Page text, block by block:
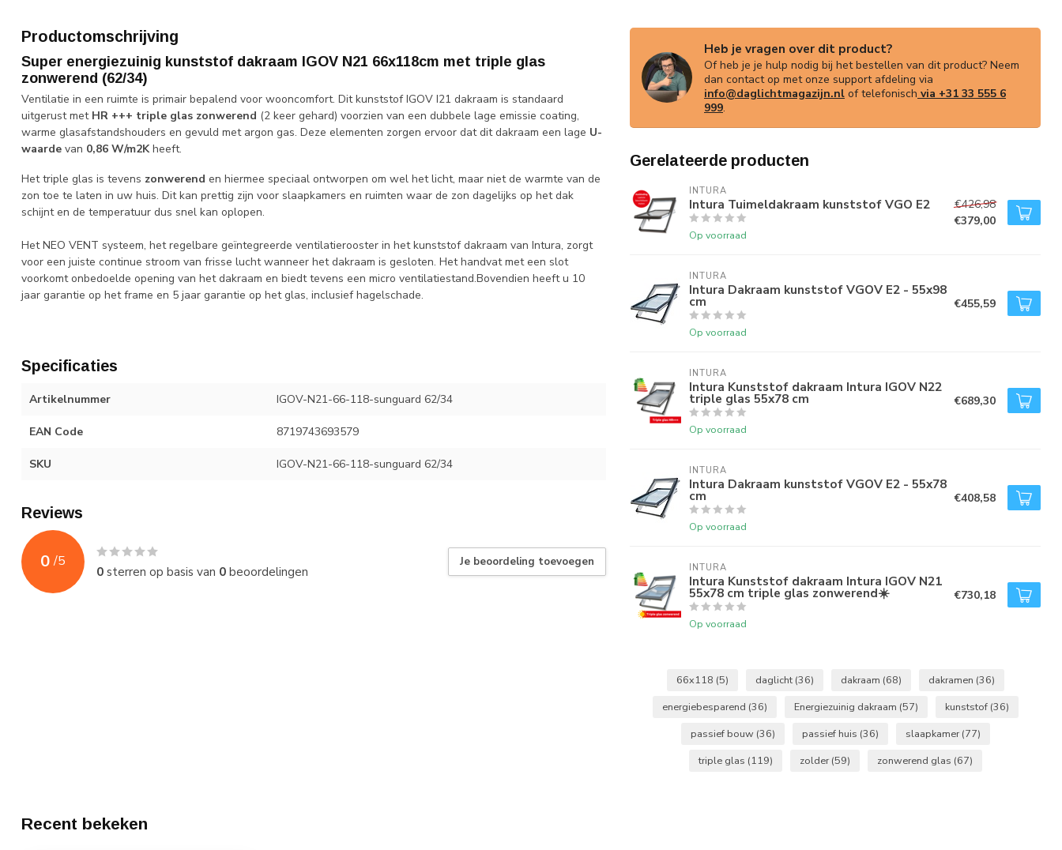
Productomschrijving
Super energiezuinig kunststof dakraam IGOV N21 66x118cm met triple glas
zonwerend (62/34)
Ventilatie in een ruimte is primair bepalend voor wooncomfort. Dit kunststof IGOV I21 dakraam is standaard
uitgerust met HR +++ triple glas zonwerend (2 keer gehard) voorzien van een dubbele lage emissie coating,
warme glasafstandshouders en gevuld met argon gas. Deze elementen zorgen ervoor dat dit dakraam een lage U-
waarde van 0,86 W/m2Kheeft.
Het triple glas is tevens zonwerend en hiermee speciaal ontworpen om wel het licht, maar niet de warmte van de
zon toe te laten in uw huis. Dit kan prettig zijn voor slaapkamers en ruimten waar de zon dagelijks op het dak
schijnt en de temperatuur dus snel kan oplopen.
Het NEO VENT systeem, het regelbare geïntegreerde ventilatierooster in het kunststof dakraam van Intura, zorgt
voor een juiste continue stroom van frisse lucht wanneer het dakraam is gesloten. Het handvat met een slot
voorkomt onbedoelde opening van het dakraam en biedt tevens een micro ventilatiestand.Bovendien heeft u 10
jaar garantie op het frame en 5 jaar garantie op het glas, inclusief hagelschade.
Specificaties
Artikelnummer IGOV-N21-66-118-sunguard 62/34
EAN Code 8719743693579
SKU IGOV-N21-66-118-sunguard 62/34
Reviews
0 /5
0sterren op basis van 0beoordelingen
Je beoordeling toevoegen
Heb je vragen over dit product?
Of heb je je hulp nodig bij het bestellen van dit product? Neem
dan contact op met onze support afdeling via
info@daglichtmagazijn.nl of telefonisch via +31 33 555 6
999.
Gerelateerde producten
INTURA
Intura Tuimeldakraam kunststof VGO E2
Op voorraad
€426,98
€379,00
INTURA
Intura Dakraam kunststof VGOV E2 - 55x98
cm
Op voorraad
€455,59
INTURA
Intura Kunststof dakraam Intura IGOV N22
triple glas 55x78 cm
Op voorraad
€689,30
INTURA
Intura Dakraam kunststof VGOV E2 - 55x78
cm
Op voorraad
€408,58
INTURA
Intura Kunststof dakraam Intura IGOV N21
55x78 cm triple glas zonwerend☀️
Op voorraad
€730,18
66x118 (5) daglicht (36) dakraam (68) dakramen (36)
energiebesparend (36) Energiezuinig dakraam (57) kunststof (36)
passief bouw (36) passief huis (36) slaapkamer (77)
triple glas (119) zolder (59) zonwerend glas (67)
Recent bekeken